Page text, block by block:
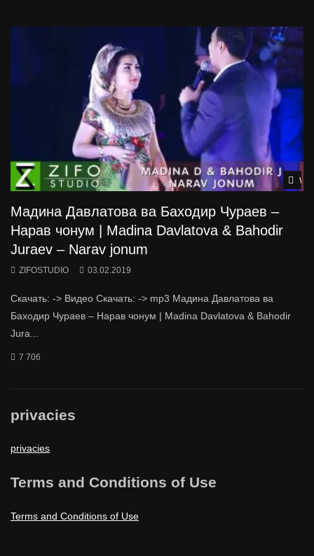
Мадина Давлатова ва Баходир Чураев –
Нарав чонум | Madina Davlatova & Bahodir
Juraev – Narav jonum
ZIFOSTUDIO 03.02.2019
Скачать: -> Видео Скачать: -> mp3 Мадина Давлатова ва
Баходир Чураев – Нарав чонум | Madina Davlatova & Bahodir
Jura...
7 706
privacies
privacies
Terms and Conditions of Use
Terms and Conditions of Use